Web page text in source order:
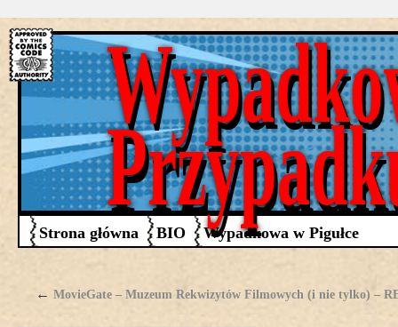
Strona główna BIO Wypadkowa w Pigułce
← MovieGate – Muzeum Rekwizytów Filmowych (i nie tylko) –